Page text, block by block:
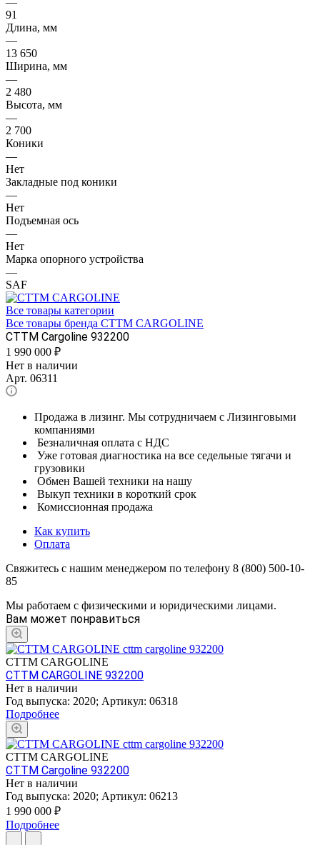
91
Длина, мм
—
13 650
Ширина, мм
—
2 480
Высота, мм
—
2 700
Коники
—
Нет
Закладные под коники
—
Нет
Подъемная ось
—
Нет
Марка опорного устройства
—
SAF
Все товары категории
Все товары бренда CTTM CARGOLINE
CTTM Cargoline 932200
1 990 000 ₽
Нет в наличии
Арт. 06311
Продажа в лизинг. Мы сотрудничаем с Лизинговыми
компаниями
Безналичная оплата с НДС
Уже готовая диагностика на все седельные тягачи и
грузовики
Обмен Вашей техники на нашу
Выкуп техники в короткий срок
Комиссионная продажа
Как купить
Оплата
Свяжитесь с нашим менеджером по телефону 8 (800) 500-10-
85
Мы работаем с физическими и юридическими лицами.
Вам может понравиться
CTTM CARGOLINE
CTTM CARGOLINE 932200
Нет в наличии
Год выпуска: 2020; Артикул: 06318
Подробнее
CTTM CARGOLINE
CTTM Cargoline 932200
Нет в наличии
Год выпуска: 2020; Артикул: 06213
1 990 000 ₽
Подробнее